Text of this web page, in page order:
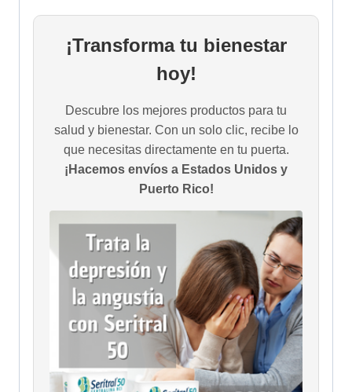
¡Transforma tu bienestar
hoy!
Descubre los mejores productos para tu
salud y bienestar. Con un solo clic, recibe lo
que necesitas directamente en tu puerta.
¡Hacemos envíos a Estados Unidos y
Puerto Rico!